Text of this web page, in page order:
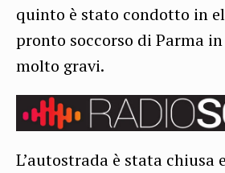
quinto è stato condotto in
pronto soccorso di Parma
molto gravi.
L’autostrada è stata chiusa